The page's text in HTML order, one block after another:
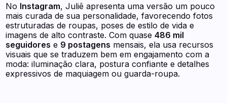
No Instagram, Juliê apresenta uma versão um pouco
mais curada de sua personalidade, favorecendo fotos
estruturadas de roupas, poses de estilo de vida e
imagens de alto contraste. Com quase486 mil
seguidores e 9 postagens mensais, ela usa recursos
visuais que se traduzem bem em engajamento com a
moda: iluminação clara, postura confiante e detalhes
expressivos de maquiagem ou guarda-roupa.